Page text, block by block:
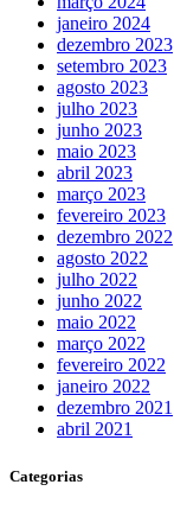
janeiro 2024
dezembro 2023
setembro 2023
agosto 2023
julho 2023
junho 2023
maio 2023
abril 2023
março 2023
fevereiro 2023
dezembro 2022
agosto 2022
julho 2022
junho 2022
maio 2022
março 2022
fevereiro 2022
janeiro 2022
dezembro 2021
abril 2021
Categorias